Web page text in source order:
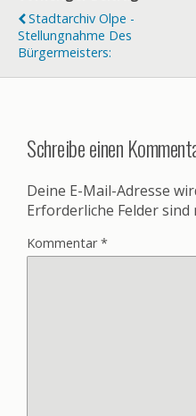
Stadtarchiv Olpe -
Stellungnahme Des
Bürgermeisters:
Schreibe einen
Deine E-Mail-Adresse
Erforderliche Felder sind
Kommentar*